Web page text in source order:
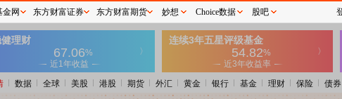
数据 全球 美股 港股 期货 外汇 黄金 银行 基金 理财 保险 债券
金网 东方财富证券 东方财富期货 妙想 Choice数据 股吧